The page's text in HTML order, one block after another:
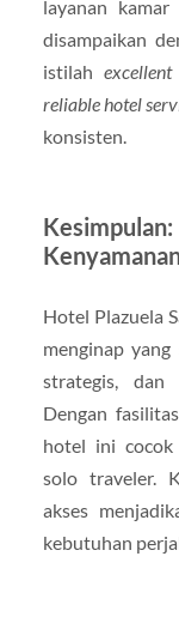
layanan
disampaikan
istilah
reliable hotel
konsisten.
Hotel Plazuela
menginap
strategis, dan
Dengan
hotel ini cocok
solo traveler.
akses
kebutuhan